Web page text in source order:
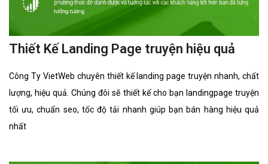
Thiết Kế Landing Page truyện hiệu quả
Công Ty VietWeb chuyên thiết kế landing page truyện nhanh, chất
lượng, hiệu quả. Chúng đôi sẽ thiết kế cho bạn landingpage truyện
tối ưu, chuẩn seo, tốc độ tải nhanh giúp bạn bán hàng hiệu quả
nhất